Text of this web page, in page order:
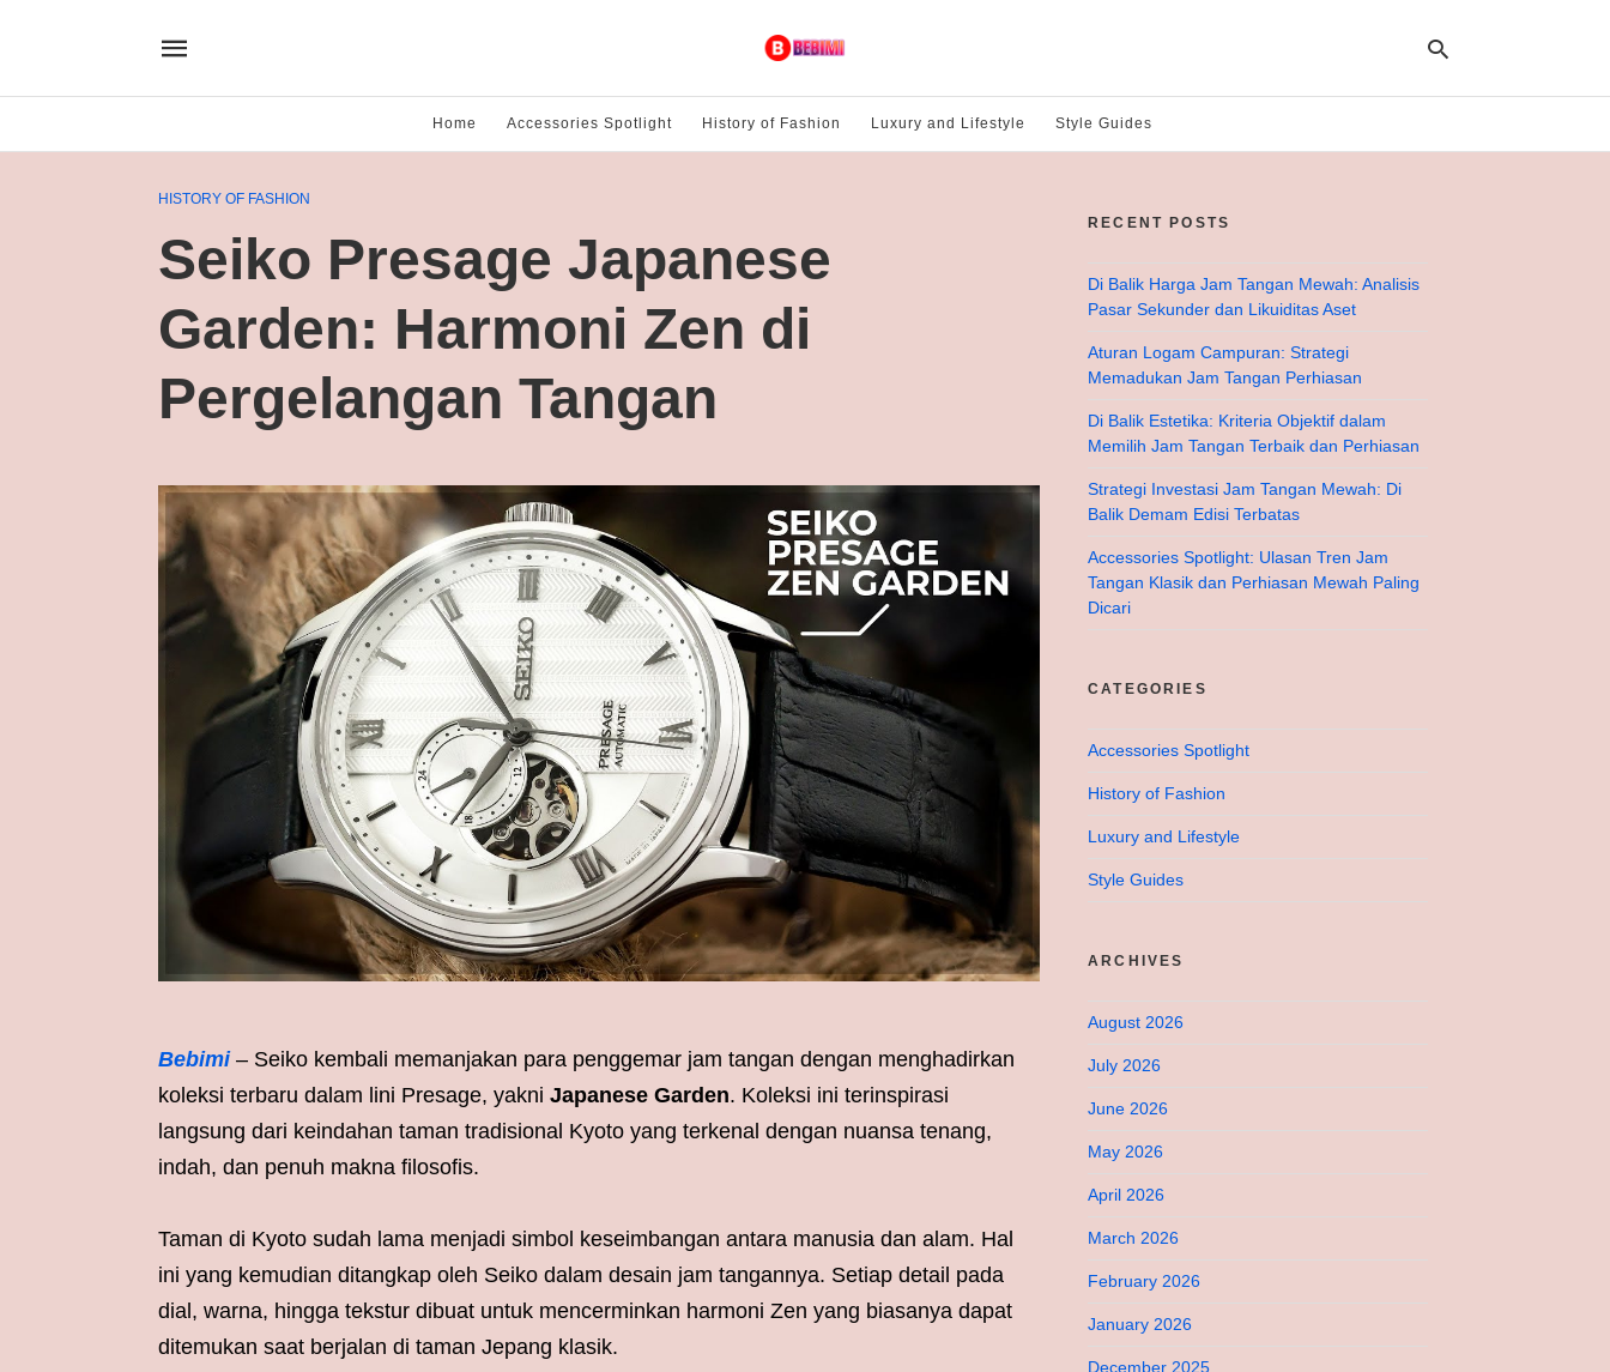
Home Accessories Spotlight History of Fashion Luxury and Lifestyle Style Guides
HISTORY OF FASHION
Seiko Presage Japanese
Garden: Harmoni Zen di
Pergelangan Tangan
Bebimi– Seiko kembali memanjakan para penggemar jam tangan dengan menghadirkan
koleksi terbaru dalam lini Presage, yakni Japanese Garden. Koleksi ini terinspirasi
langsung dari keindahan taman tradisional Kyoto yang terkenal dengan nuansa tenang,
indah, dan penuh makna filosofis.
Taman di Kyoto sudah lama menjadi simbol keseimbangan antara manusia dan alam. Hal
ini yang kemudian ditangkap oleh Seiko dalam desain jam tangannya. Setiap detail pada
dial, warna, hingga tekstur dibuat untuk mencerminkan harmoni Zen yang biasanya dapat
ditemukan saat berjalan di taman Jepang klasik.
RECENT POSTS
Di Balik Harga Jam Tangan Mewah: Analisis
Pasar Sekunder dan Likuiditas Aset
Aturan Logam Campuran: Strategi
Memadukan Jam Tangan Perhiasan
Di Balik Estetika: Kriteria Objektif dalam
Memilih Jam Tangan Terbaik dan Perhiasan
Strategi Investasi Jam Tangan Mewah: Di
Balik Demam Edisi Terbatas
Accessories Spotlight: Ulasan Tren Jam
Tangan Klasik dan Perhiasan Mewah Paling
Dicari
CATEGORIES
Accessories Spotlight
History of Fashion
Luxury and Lifestyle
Style Guides
ARCHIVES
August 2026
July 2026
June 2026
May 2026
April 2026
March 2026
February 2026
January 2026
December 2025